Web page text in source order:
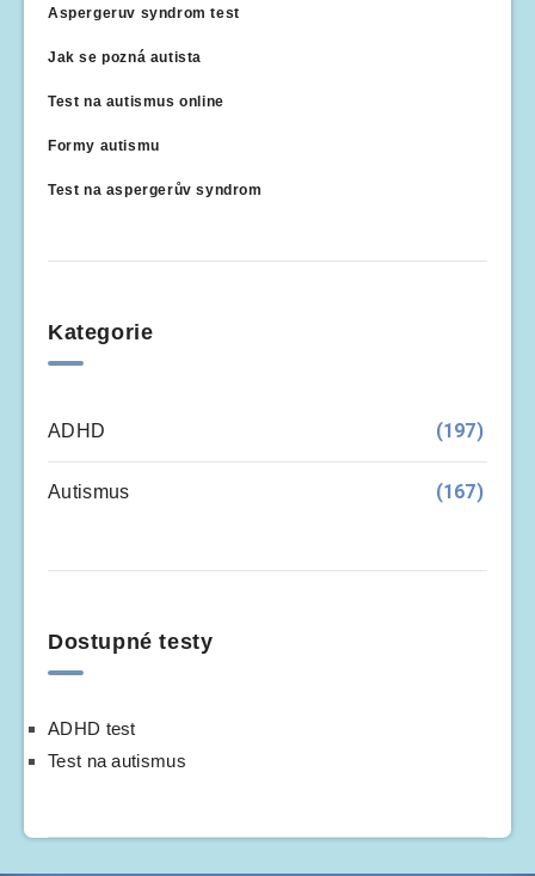
Aspergeruv syndrom test
Jak se pozná autista
Test na autismus online
Formy autismu
Test na aspergerův syndrom
Kategorie
ADHD (197)
Autismus (167)
Dostupné testy
ADHD test
Test na autismus